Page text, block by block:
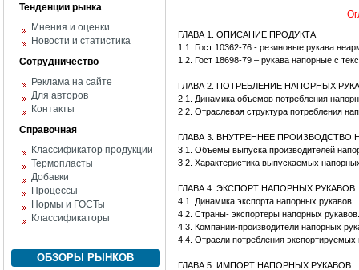
Тенденции рынка
Мнения и оценки
Новости и статистика
Сотрудничество
Реклама на сайте
Для авторов
Контакты
Справочная
Классификатор продукции
Термопласты
Добавки
Процессы
Нормы и ГОСТы
Классификаторы
ОБЗОРЫ РЫНКОВ
ГЛАВА 1. ОПИСАНИЕ ПРОДУКТА
1.1. Гост 10362-76 - резиновые рукава
1.2. Гост 18698-79 – рукава напорные с
ГЛАВА 2. ПОТРЕБЛЕНИЕ НАПОРНЫХ
2.1. Динамика объемов потребления
2.2. Отраслевая структура потребления
ГЛАВА 3. ВНУТРЕННЕЕ ПРОИЗВОДСТВО
3.1. Объемы выпуска производителей
3.2. Характеристика выпускаемых
ГЛАВА 4. ЭКСПОРТ НАПОРНЫХ РУКАВОВ.
4.1. Динамика экспорта напорных рукавов.
4.2. Страны- экспортеры напорных рукавов.
4.3. Компании-производители напорных
4.4. Отрасли потребления экспортируемых
ГЛАВА 5. ИМПОРТ НАПОРНЫХ РУКАВОВ